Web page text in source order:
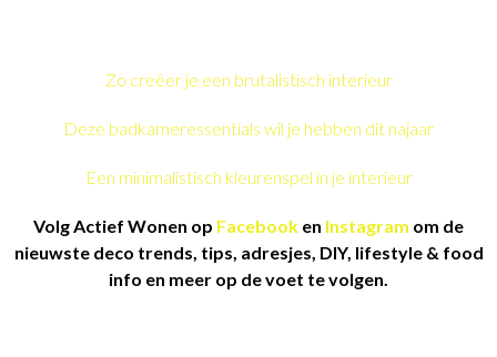
Zo creëer je een brutalistisch interieur
Deze badkameressentials wil je hebben dit najaar
Een minimalistisch kleurenspel in je interieur
Volg Actief Wonen op Facebook en Instagram om de
nieuwste deco trends, tips, adresjes, DIY, lifestyle & food
info en meer op de voet te volgen.